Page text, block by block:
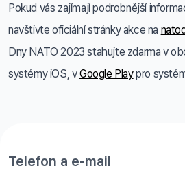
Pokud vás zajímají podrobnější
navštivte oficiální stránky akce na
Dny NATO 2023 stahujte zdarma v
systémy iOS, vGoogle Playpro
Telefon a e-mail